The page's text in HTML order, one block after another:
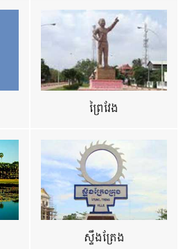
ព្រៃវែង
ស្ទឹងត្រែង